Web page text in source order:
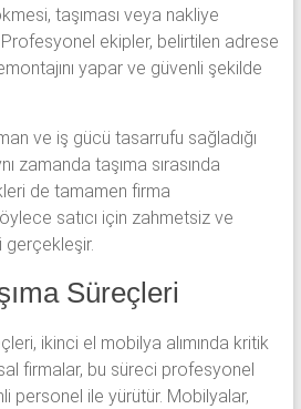
taşıması veya nakliye
ekipler, belirtilen adrese
yapar ve güvenli şekilde
ve iş gücü tasarrufu sağladığı
zamanda taşıma sırasında
de tamamen firma
satıcı için zahmetsiz ve
gerçekleşir.
Süreçleri
ikinci el mobilya alımında kritik
firmalar, bu süreci profesyonel
personel ile yürütür. Mobilyalar,